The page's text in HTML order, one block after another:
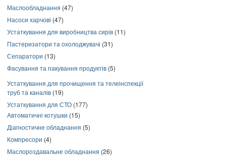
Маслообладнання (47)
Насоси харчові (47)
Устаткування для виробництва сирів (11)
Пастеризатори та охолоджувачі (31)
Сепаратори (13)
Фасування та пакування продуктів (5)
Устаткування для прочищення та телеінспекції
труб та каналів (19)
Устаткування для СТО (177)
Автоматичні котушки (15)
Діагностичне обладнання (5)
Компресори (4)
Маслороздавальне обладнання (26)